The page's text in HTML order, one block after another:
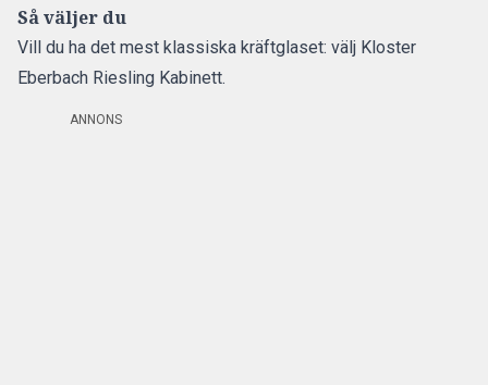
Så väljer du
Vill du ha det mest klassiska kräftglaset: välj Kloster
Eberbach Riesling Kabinett.
ANNONS